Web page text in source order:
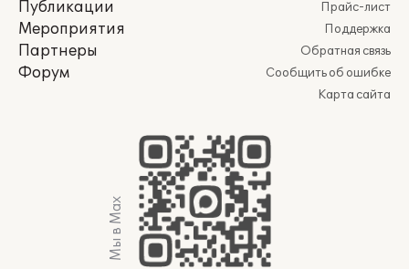
Публикации
Мероприятия
Партнеры
Форум
Прайс-лист
Поддержка
Обратная связь
Сообщить об ошибке
Карта сайта
Мы в Max